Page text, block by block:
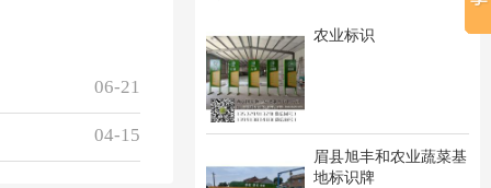
农业标识
眉县旭丰和农业蔬菜基
地标识牌
06-21
04-15